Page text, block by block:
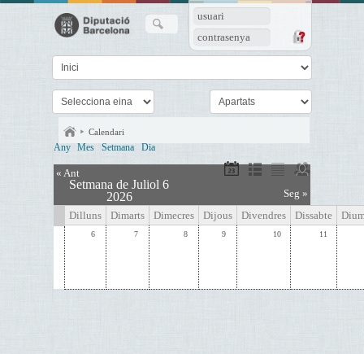
usuari
contrasenya
Calendari
Any Mes Setmana Dia
« Ant
Setmana de Juliol 6
2026
Seg »
Dilluns
Dimarts Dimecres Dijous Divendres Dissabte
6 7 8 9 10 11